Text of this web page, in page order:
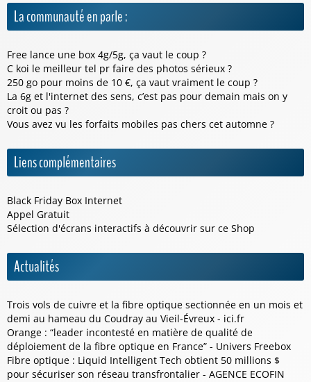
La communauté en parle :
Free lance une box 4g/5g, ça vaut le coup ?
C koi le meilleur tel pr faire des photos sérieux ?
250 go pour moins de 10 €, ça vaut vraiment le coup ?
La 6g et l'internet des sens, c’est pas pour demain mais on y
croit ou pas ?
Vous avez vu les forfaits mobiles pas chers cet automne ?
Liens complémentaires
Black Friday Box Internet
Appel Gratuit
Sélection d'écrans interactifs à découvrir sur ce Shop
Actualités
Trois vols de cuivre et la fibre optique sectionnée en un mois et
demi au hameau du Coudray au Vieil-Évreux - ici.fr
Orange : “leader incontesté en matière de qualité de
déploiement de la fibre optique en France” - Univers Freebox
Fibre optique : Liquid Intelligent Tech obtient 50 millions $
pour sécuriser son réseau transfrontalier - AGENCE ECOFIN